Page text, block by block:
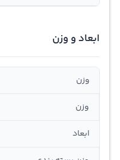
ابعاد و وزن
وزن
وزن
ابعاد